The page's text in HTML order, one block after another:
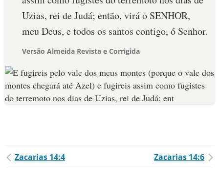
Uzias, rei de Judá; então, virá o SENHOR,
meu Deus, e todos os santos contigo, ó Senhor.
Versão Almeida Revista e Corrigida
Zacarias 14:4 Zacarias 14:6